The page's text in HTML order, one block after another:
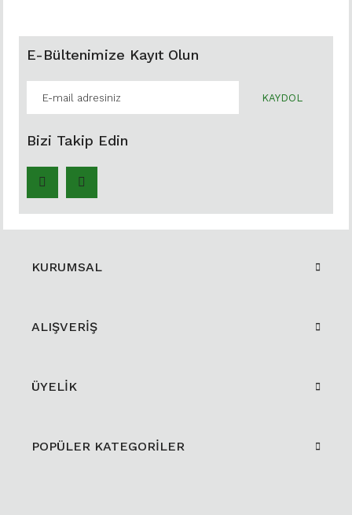
E-Bültenimize Kayıt Olun
KAYDOL
Bizi Takip Edin
KURUMSAL
ALIŞVERİŞ
ÜYELİK
POPÜLER KATEGORİLER